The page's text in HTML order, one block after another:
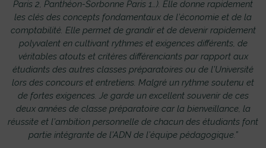
Paris 2, Panthéon-Sorbonne Paris 1…). Elle donne rapidement
les clés des concepts fondamentaux de l’économie et de la
comptabilité. Elle permet de grandir et de devenir rapidement
polyvalent en cultivant rythmes et exigences différents, de
véritables atouts et critères différenciants par rapport aux
étudiants des autres classes préparatoires ou de l’Université
lors des concours et entretiens. Malgré un rythme soutenu et
de fortes exigences. Je garde un excellent souvenir de ces
deux années de classe préparatoire car la bienveillance, la
réussite et l’ambition personnelle de chacun des étudiants font
partie intégrante de l’ADN de l’équipe pédagogique.”